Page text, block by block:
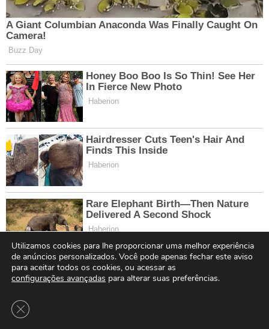
Utilizamos cookies para lhe proporcionar uma melhor experiência
de anúncios personalizados. Você pode apenas fechar este aviso
para aceitar todos os cookies, ou acessar as
configurações avançadas para alterar suas preferências.
Close GDPR Cookie Banner